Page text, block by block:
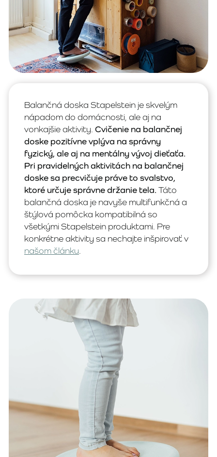
Balančná doska Stapelstein je skvelým
nápadom do domácnosti, ale aj na
vonkajšie aktivity. Cvičenie na balančnej
doske pozitívne vplýva na správny
fyzický, ale aj na mentálny vývoj dieťaťa.
Pri pravidelných aktivitách na balančnej
doske sa precvičuje práve to svalstvo,
ktoré určuje správne držanie tela. Táto
balančná doska je navyše multifunkčná a
štýlová pomôcka kompatibilná so
všetkými Stapelstein produktami. Pre
konkrétne aktivity sa nechajte inšpirovať v
našom článku.